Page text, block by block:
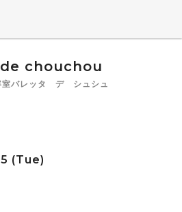
de chouchou
室バレッタ デ シュシュ
(Tue)